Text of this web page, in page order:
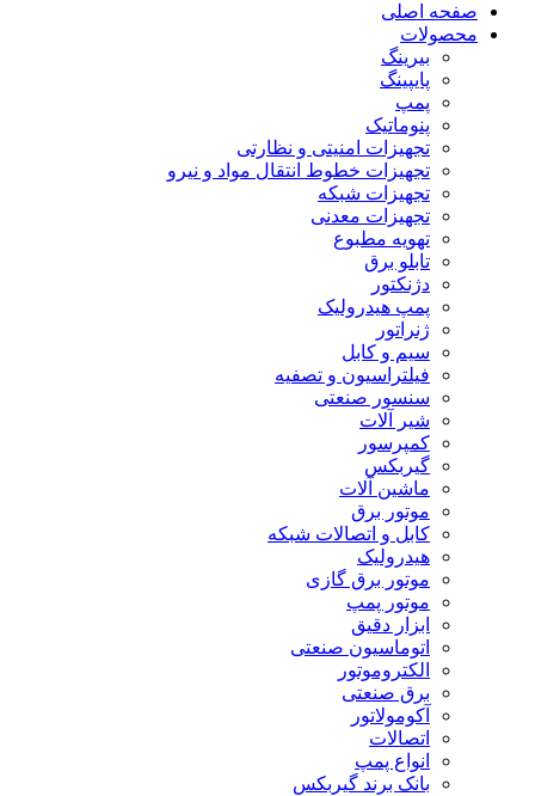
صفحه اصلی
محصولات
بیرینگ
پایپینگ
پمپ
پنوماتیک
تجهیزات امنیتی و نظارتی
تجهیزات خطوط انتقال مواد و نیرو
تجهیزات شبکه
تجهیزات معدنی
تهویه مطبوع
تابلو برق
دژنکتور
پمپ هیدرولیک
ژنراتور
سیم و کابل
فیلتراسیون و تصفیه
سنسور صنعتی
شیر آلات
کمپرسور
گیربکس
ماشین آلات
موتور برق
کابل و اتصالات شبکه
هیدرولیک
موتور برق گازی
موتور پمپ
ابزار دقیق
اتوماسیون صنعتی
الکتروموتور
برق صنعتی
آکومولاتور
اتصالات
انواع پمپ
بانک برند گیربکس